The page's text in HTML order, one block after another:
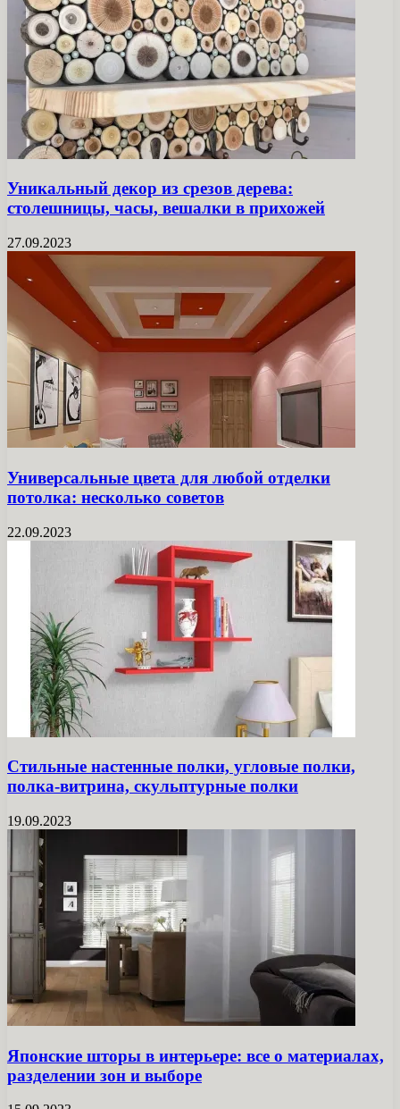
Уникальный декор из срезов дерева:
столешницы, часы, вешалки в прихожей
27.09.2023
Универсальные цвета для любой отделки
потолка: несколько советов
22.09.2023
Стильные настенные полки, угловые полки,
полка-витрина, скульптурные полки
19.09.2023
Японские шторы в интерьере: все о материалах,
разделении зон и выборе